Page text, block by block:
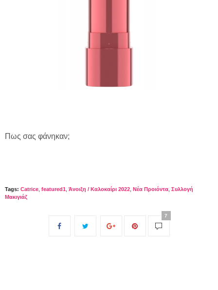
Πως σας φάνηκαν;
Tags: Catrice featured1 Άνοιξη / Καλοκαίρι 2022 Νέα Προιόντα Συλλογή
Μακιγιάζ
7